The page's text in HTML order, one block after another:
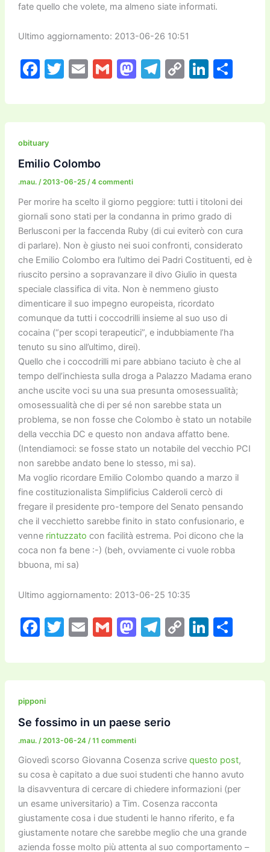
fate quello che volete, ma almeno siate informati.
Ultimo aggiornamento: 2013-06-26 10:51
F
c
e
b
o
o
k
T
itt
er
E
ai
l
G
ai
l
M
st
o
T
e
gr
C
p
y
Li
k
e
C
n
di
obituary
Emilio Colombo
.mau. /2013-06-25 /4 commenti
Per morire ha scelto il giorno peggiore: tutti i titoloni dei
giornali sono stati per la condanna in primo grado di
Berlusconi per la faccenda Ruby (di cui eviterò con cura
di parlare). Non è giusto nei suoi confronti, considerato
che Emilio Colombo era l’ultimo dei Padri Costituenti, ed è
riuscito persino a sopravanzare il divo Giulio in questa
speciale classifica di vita. Non è nemmeno giusto
dimenticare il suo impegno europeista, ricordato
comunque da tutti i coccodrilli insieme al suo uso di
cocaina (“per scopi terapeutici”, e indubbiamente l’ha
tenuto su sino all’ultimo, direi).
Quello che i coccodrilli mi pare abbiano taciuto è che al
tempo dell’inchiesta sulla droga a Palazzo Madama erano
anche uscite voci su una sua presunta omosessualità;
omosessualità che di per sé non sarebbe stata un
problema, se non fosse che Colombo è stato un notabile
della vecchia DC e questo non andava affatto bene.
(Intendiamoci: se fosse stato un notabile del vecchio PCI
non sarebbe andato bene lo stesso, mi sa).
Ma voglio ricordare Emilio Colombo quando a marzo il
fine costituzionalista Simplificius Calderoli cercò di
fregare il presidente pro-tempore del Senato pensando
che il vecchietto sarebbe finito in stato confusionario, e
venne rintuzzato con facilità estrema. Poi dicono che la
coca non fa bene :-) (beh, ovviamente ci vuole robba
bbuona, mi sa)
Ultimo aggiornamento: 2013-06-25 10:35
F
c
e
b
o
o
k
T
itt
er
E
ai
l
G
ai
l
M
st
o
o
n
T
e
gr
m
C
p
y
Li
k
e
C
n
di
pipponi
Se fossimo in un paese serio
.mau. /2013-06-24 /11 commenti
Giovedì scorso Giovanna Cosenza scrive questo post,
su cosa è capitato a due suoi studenti che hanno avuto
la disavventura di cercare di chiedere informazioni (per
un esame universitario) a Tim. Cosenza racconta
giustamente cosa i due studenti le hanno riferito, e fa
giustamente notare che sarebbe meglio che una grande
azienda fosse molto più attenta al suo comportamento –